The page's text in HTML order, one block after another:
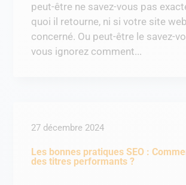
peut-être ne savez-vous pas
quoi il retourne, ni si votre site
concerné. Ou peut-être le savez-
vous ignorez comment...
Les bonnes pratiques SEO :
des titres performants ?
27 décembre 2024